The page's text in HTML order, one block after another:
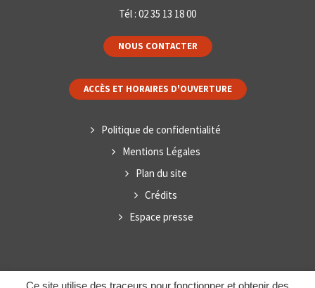
Ce site utilise des traceurs pour fonctionner et obtenir des
Tél : 02 35 13 18 00
NOUS CONTACTER
ACCÈS ET HORAIRES D'OUVERTURE
Politique de confidentialité
Mentions Légales
Plan du site
Crédits
Espace presse